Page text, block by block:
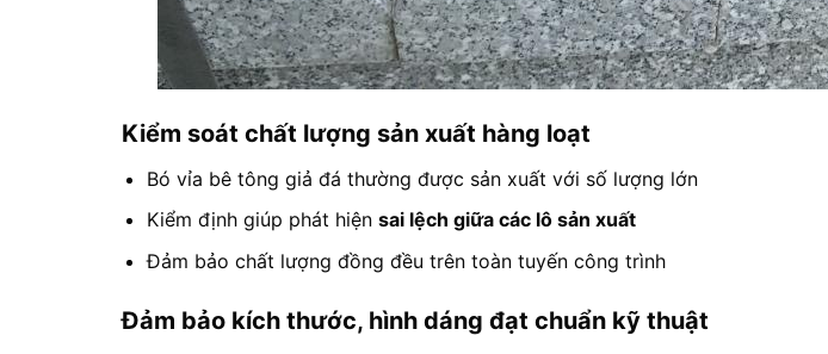
Kiểm soát chất lượng sản xuất hàng loạt
Bó vỉa bê tông giả đá thường được sản xuất với số lượng lớn
Kiểm định giúp phát hiện sai lệch giữa các lô sản xuất
Đảm bảo chất lượng đồng đều trên toàn tuyến công trình
Đảm bảo kích thước, hình dáng đạt chuẩn kỹ thuật